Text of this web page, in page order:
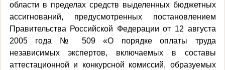
области в пределах средств выделенных бюджетных
ассигнований, предусмотренных постановлением
Правительства Российской Федерации от 12 августа
2005 года № 509 «О порядке оплаты труда
независимых экспертов, включаемых в составы
аттестационной и конкурсной комиссий, образуемых